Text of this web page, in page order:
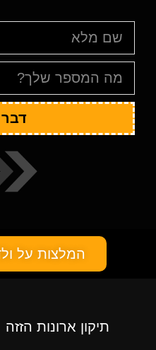
דבר
המלצות על
תיקון ארונות הזזה